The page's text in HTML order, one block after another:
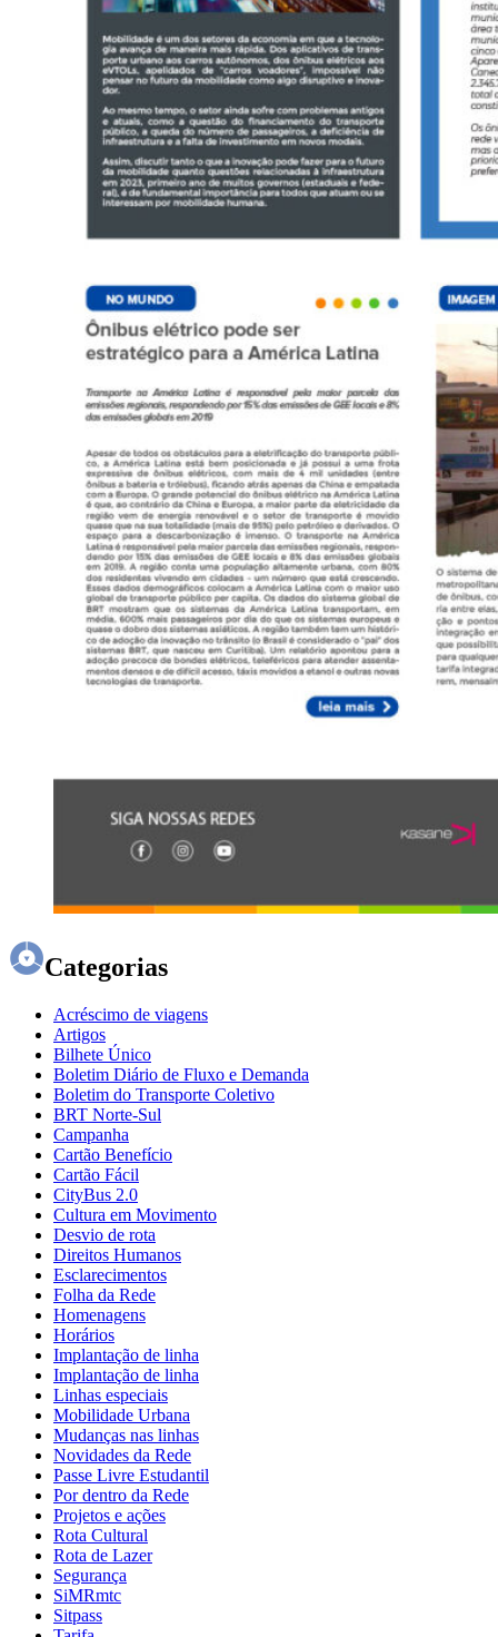
Categorias
Acréscimo de viagens
Artigos
Bilhete Único
Boletim Diário de Fluxo e Demanda
Boletim do Transporte Coletivo
BRT Norte-Sul
Campanha
Cartão Benefício
Cartão Fácil
CityBus 2.0
Cultura em Movimento
Desvio de rota
Direitos Humanos
Esclarecimentos
Folha da Rede
Homenagens
Horários
Implantação de linha
Implantação de linha
Linhas especiais
Mobilidade Urbana
Mudanças nas linhas
Novidades da Rede
Passe Livre Estudantil
Por dentro da Rede
Projetos e ações
Rota Cultural
Rota de Lazer
Segurança
SiMRmtc
Sitpass